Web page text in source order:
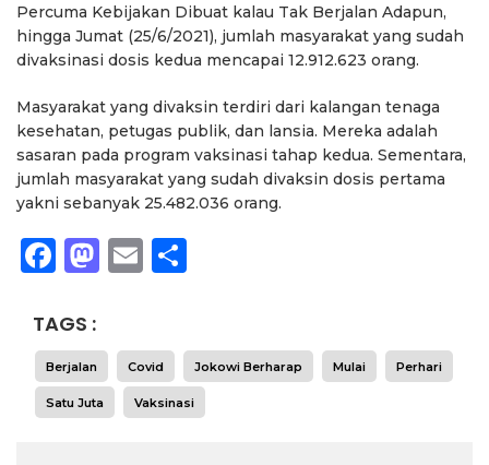
Percuma Kebijakan Dibuat kalau Tak Berjalan Adapun,
hingga Jumat (25/6/2021), jumlah masyarakat yang sudah
divaksinasi dosis kedua mencapai 12.912.623 orang.
Masyarakat yang divaksin terdiri dari kalangan tenaga
kesehatan, petugas publik, dan lansia. Mereka adalah
sasaran pada program vaksinasi tahap kedua. Sementara,
jumlah masyarakat yang sudah divaksin dosis pertama
yakni sebanyak 25.482.036 orang.
Facebook
Mastodon
Email
TAGS :
Berjalan Covid Jokowi Berharap Mulai Perhari
Satu Juta Vaksinasi